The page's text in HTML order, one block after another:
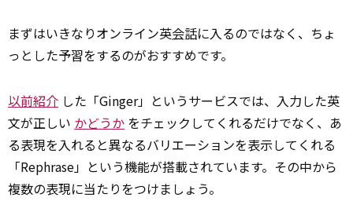
まずはいきなりオンライン英会話に入るのではなく、ちょ
っとした予習をするのがおすすめです。
以前紹介 した「Ginger」というサービスでは、入力した英
文が正しい かどうか をチェックしてくれるだけでなく、あ
る表現を入れると異なるバリエーションを表示してくれる
「Rephrase」という機能が搭載されています。その中から
複数の表現に当たりをつけましょう。